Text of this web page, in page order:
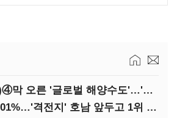
(민선 9기 한 달)④막 오른 '글로벌 해양수도'…'전재수 리더십' 시험대
김민석 누적 46.01%…'격전지' 호남 앞두고 1위 지켰다(2보)